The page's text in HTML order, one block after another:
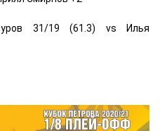
31/19 (61.3) vs Илья